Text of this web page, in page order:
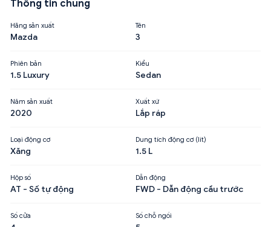
Thông tin chung
Hãng sản xuất
Mazda
Tên
3
Phiên bản
1.5 Luxury
Kiểu
Sedan
Năm sản xuất
2020
Xuất xứ
Lắp ráp
Loại động cơ
Xăng
Dung tích động cơ (lít)
1.5 L
Hộp số
AT - Số tự động
Dẫn động
FWD - Dẫn động cầu trước
Số cửa Số chỗ ngồi